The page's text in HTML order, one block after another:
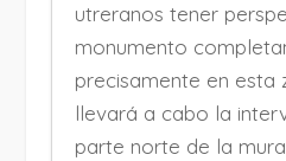
utreranos tener
monumento
precisamente en esta
llevará a cabo la
parte norte de la